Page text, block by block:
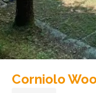
Corniolo